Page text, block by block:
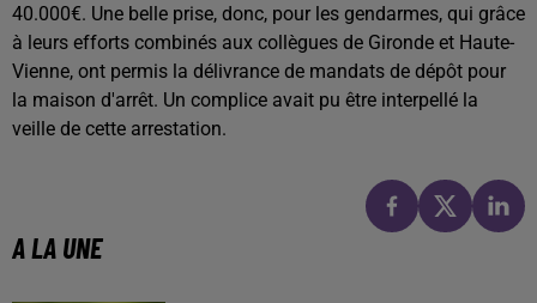
40.000€. Une belle prise, donc, pour les gendarmes, qui grâce
à leurs efforts combinés aux collègues de Gironde et Haute-
Vienne, ont permis la délivrance de mandats de dépôt pour
la maison d'arrêt. Un complice avait pu être interpellé la
veille de cette arrestation.
A LA UNE